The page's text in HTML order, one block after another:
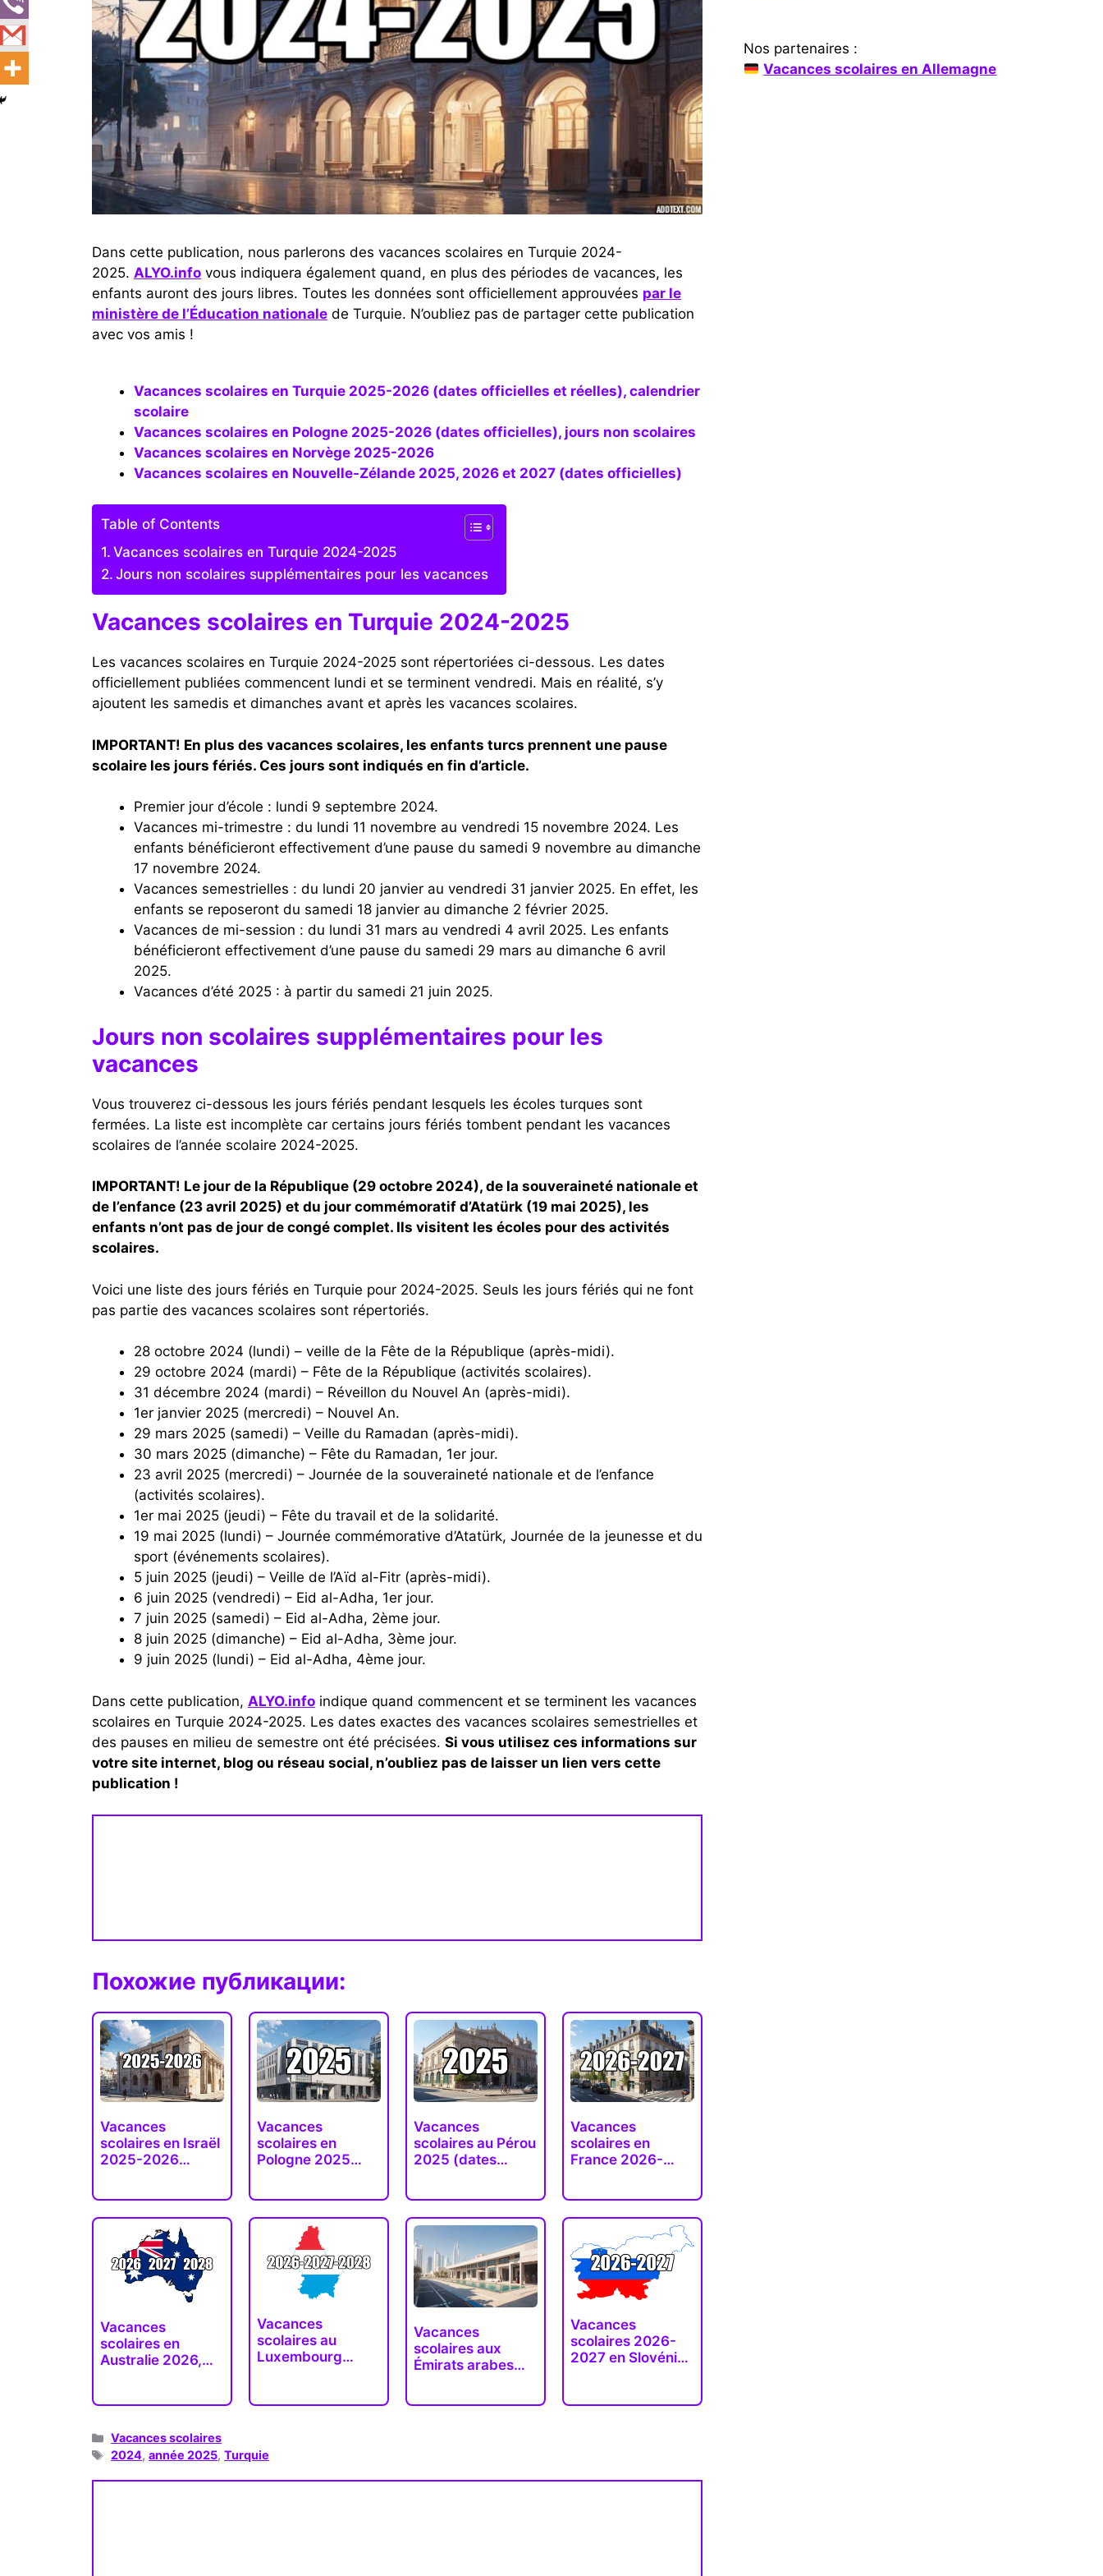
Dans cette publication, nous parlerons des vacances scolaires en Turquie 2024-
2025. ALYO.info vous indiquera également quand, en plus des périodes de vacances, les
enfants auront des jours libres. Toutes les données sont officiellement approuvées par le
ministère de l’Éducation nationale de Turquie. N’oubliez pas de partager cette publication
avec vos amis !
Vacances scolaires en Turquie 2025-2026 (dates officielles et réelles), calendrier
scolaire
Vacances scolaires en Pologne 2025-2026 (dates officielles), jours non scolaires
Vacances scolaires en Norvège 2025-2026
Vacances scolaires en Nouvelle-Zélande 2025, 2026 et 2027 (dates officielles)
Table of Contents
Vacances scolaires en Turquie 2024-2025
Jours non scolaires supplémentaires pour les vacances
Vacances scolaires en Turquie 2024-2025
Les vacances scolaires en Turquie 2024-2025 sont répertoriées ci-dessous. Les dates
officiellement publiées commencent lundi et se terminent vendredi. Mais en réalité, s’y
ajoutent les samedis et dimanches avant et après les vacances scolaires.
IMPORTANT! En plus des vacances scolaires, les enfants turcs prennent une pause
scolaire les jours fériés. Ces jours sont indiqués en fin d’article.
Premier jour d’école : lundi 9 septembre 2024.
Vacances mi-trimestre : du lundi 11 novembre au vendredi 15 novembre 2024. Les
enfants bénéficieront effectivement d’une pause du samedi 9 novembre au dimanche
17 novembre 2024.
Vacances semestrielles : du lundi 20 janvier au vendredi 31 janvier 2025. En effet, les
enfants se reposeront du samedi 18 janvier au dimanche 2 février 2025.
Vacances de mi-session : du lundi 31 mars au vendredi 4 avril 2025. Les enfants
bénéficieront effectivement d’une pause du samedi 29 mars au dimanche 6 avril
2025.
Vacances d’été 2025 : à partir du samedi 21 juin 2025.
Jours non scolaires supplémentaires pour les
vacances
Vous trouverez ci-dessous les jours fériés pendant lesquels les écoles turques sont
fermées. La liste est incomplète car certains jours fériés tombent pendant les vacances
scolaires de l’année scolaire 2024-2025.
IMPORTANT! Le jour de la République (29 octobre 2024), de la souveraineté nationale et
de l’enfance (23 avril 2025) et du jour commémoratif d’Atatürk (19 mai 2025), les
enfants n’ont pas de jour de congé complet. Ils visitent les écoles pour des activités
scolaires.
Voici une liste des jours fériés en Turquie pour 2024-2025. Seuls les jours fériés qui ne font
pas partie des vacances scolaires sont répertoriés.
28 octobre 2024 (lundi) – veille de la Fête de la République (après-midi).
29 octobre 2024 (mardi) – Fête de la République (activités scolaires).
31 décembre 2024 (mardi) – Réveillon du Nouvel An (après-midi).
1er janvier 2025 (mercredi) – Nouvel An.
29 mars 2025 (samedi) – Veille du Ramadan (après-midi).
30 mars 2025 (dimanche) – Fête du Ramadan, 1er jour.
23 avril 2025 (mercredi) – Journée de la souveraineté nationale et de l’enfance
(activités scolaires).
1er mai 2025 (jeudi) – Fête du travail et de la solidarité.
19 mai 2025 (lundi) – Journée commémorative d’Atatürk, Journée de la jeunesse et du
sport (événements scolaires).
5 juin 2025 (jeudi) – Veille de l’Aïd al-Fitr (après-midi).
6 juin 2025 (vendredi) – Eid al-Adha, 1er jour.
7 juin 2025 (samedi) – Eid al-Adha, 2ème jour.
8 juin 2025 (dimanche) – Eid al-Adha, 3ème jour.
9 juin 2025 (lundi) – Eid al-Adha, 4ème jour.
Dans cette publication, ALYO.info indique quand commencent et se terminent les vacances
scolaires en Turquie 2024-2025. Les dates exactes des vacances scolaires semestrielles et
des pauses en milieu de semestre ont été précisées. Si vous utilisez ces informations sur
votre site internet, blog ou réseau social, n’oubliez pas de laisser un lien vers cette
publication !
Похожие публикации:
Vacances
scolaires en Israël
2025-2026
Vacances
scolaires en
Pologne 2025
Vacances
scolaires au Pérou
2025 (dates
Vacances
scolaires en
France 2026-
Vacances
scolaires en
Australie 2026,
Vacances
scolaires au
Luxembourg
Vacances
scolaires aux
Émirats arabes
Vacances
scolaires 2026-
2027 en Slovénie
Catégories
Vacances scolaires
Étiquettes
2024,année 2025,Turquie
Nos partenaires :
Vacances scolaires en Allemagne